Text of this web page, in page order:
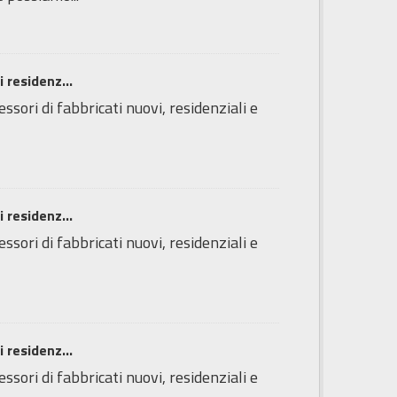
residenz...
di fabbricati nuovi, residenziali e
residenz...
di fabbricati nuovi, residenziali e
residenz...
di fabbricati nuovi, residenziali e